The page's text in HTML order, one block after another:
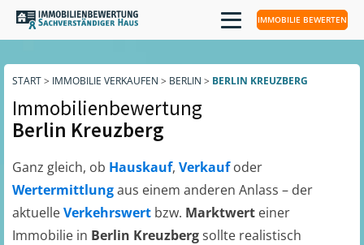
IMMOBILIE BEWERTEN
START> IMMOBILIE VERKAUFEN > BERLIN > BERLIN KREUZBERG
Immobilienbewertung
Berlin Kreuzberg
Ganz gleich, ob Hauskauf, Verkaufoder
Wertermittlungaus einem anderen Anlass – der
aktuelleVerkehrswert bzw. Marktwert einer
Immobilie in Berlin Kreuzbergsollte realistisch